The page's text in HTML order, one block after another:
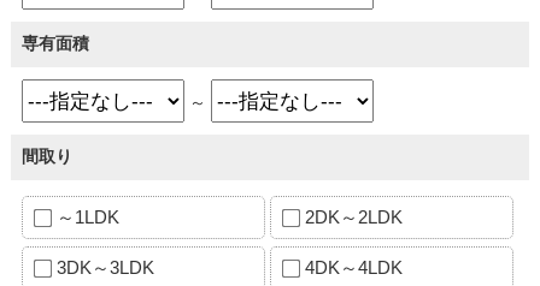
専有面積
～
間取り
～1LDK 2DK～2LDK
3DK～3LDK 4DK～4LDK